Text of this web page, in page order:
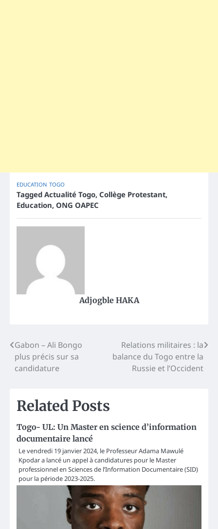
EDUCATION TOGO
Tagged Actualité Togo, Collège Protestant,
Education, ONG OAPEC
Adjogble HAKA
Post
navigation
Gabon – Ali Bongo
plus précis sur sa
candidature
Relations militaires : la
balance du Togo entre la
Russie et l’Occident
Related Posts
Togo- UL: Un Master en science d’information
documentaire lancé
Le vendredi 19 janvier 2024, le Professeur Adama Mawulé
Kpodar a lancé un appel à candidatures pour le Master
professionnel en Sciences de l’Information Documentaire (SID)
pour la période 2023-2025.